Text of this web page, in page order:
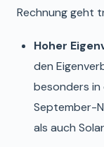
Rechnung geht
Hoher
den
besonders in
September-
als auch